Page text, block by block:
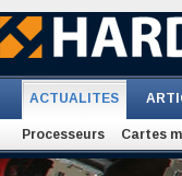
ACTUALITES
Processeurs Cartes